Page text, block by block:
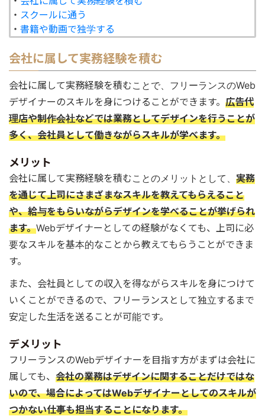
・ スクールに通う
・ 書籍や動画で独学する
会社に属して実務経験を積む
会社に属して実務経験を積むことで、フリーランスのWeb
デザイナーのスキルを身につけることができます。 広告代
理店や制作会社などでは業務としてデザインを行うことが
多く、会社員として働きながらスキルが学べます。
メリット
会社に属して実務経験を積むことのメリットとして、 実務
を通じて上司にさまざまなスキルを教えてもらえること
や、給与をもらいながらデザインを学べることが挙げられ
ます。Webデザイナーとしての経験がなくても、上司に必
要なスキルを基本的なことから教えてもらうことができま
す。
また、会社員としての収入を得ながらスキルを身につけて
いくことができるので、フリーランスとして独立するまで
安定した生活を送ることが可能です。
デメリット
フリーランスのWebデザイナーを目指す方がまずは会社に
属しても、 会社の業務はデザインに関することだけではな
いので、場合によってはWebデザイナーとしてのスキルが
つかない仕事も担当することになります。